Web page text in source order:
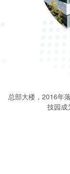
总部大楼，2016年
技园成